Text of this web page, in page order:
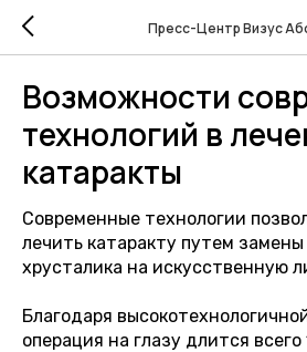
Пресс-Центр Визус
Возможности
технологий в
катаракты
Современные технологии
лечить катаракту путем
хрусталика на искусственную
Благодаря
операция на глазу длится